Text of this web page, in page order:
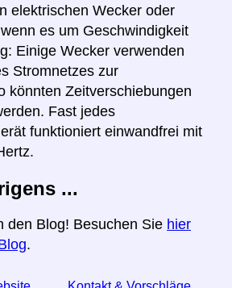
elektrischen Wecker oder
es um Geschwindigkeit
Einige Wecker verwenden
Stromnetzes zur
könnten Zeitverschiebungen
Fast jedes
funktioniert einwandfrei mit
...
den Blog! Besuchen Sie hier
.